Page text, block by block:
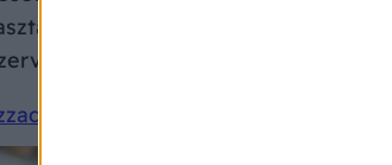
hogy kielégítse a